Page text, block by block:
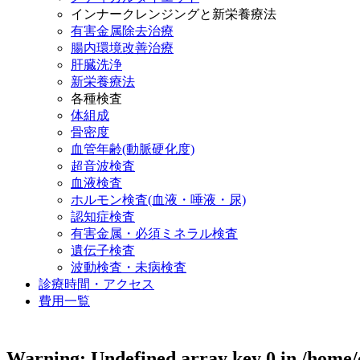
インナークレンジングと新栄養療法
有害金属除去治療
腸内環境改善治療
肝臓洗浄
新栄養療法
各種検査
体組成
骨密度
血管年齢(動脈硬化度)
超音波検査
血液検査
ホルモン検査(血液・唾液・尿)
認知症検査
有害金属・必須ミネラル検査
遺伝子検査
波動検査・未病検査
診療時間・アクセス
費用一覧